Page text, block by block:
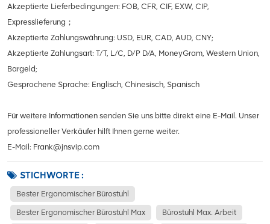
Akzeptierte Lieferbedingungen: FOB, CFR, CIF, EXW, CIP,
Expresslieferung；
Akzeptierte Zahlungswährung: USD, EUR, CAD, AUD, CNY;
Akzeptierte Zahlungsart: T/T, L/C, D/P D/A, MoneyGram, Western Union,
Bargeld;
Gesprochene Sprache: Englisch, Chinesisch, Spanisch
Für weitere Informationen senden Sie uns bitte direkt eine E-Mail. Unser
professioneller Verkäufer hilft Ihnen gerne weiter.
E-Mail: Frank@jnsvip.com
STICHWORTE :
Bester Ergonomischer Bürostuhl
Bester Ergonomischer Bürostuhl Max Bürostuhl Max. Arbeit